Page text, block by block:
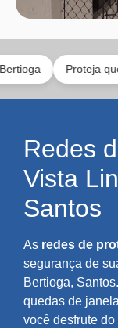
Proteja quem
Redes
Vista
Santos
As redes de
segurança de
Bertioga,
quedas de
você desfrute